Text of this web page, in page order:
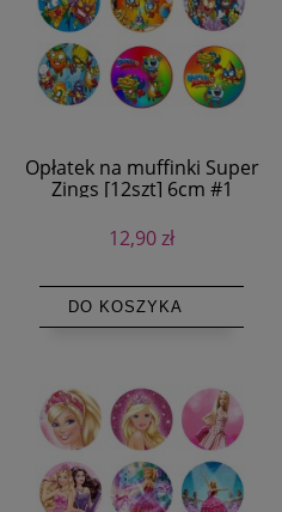
Opłatek na muffinki Super
Zings [12szt] 6cm #1
12,90 zł
DO KOSZYKA